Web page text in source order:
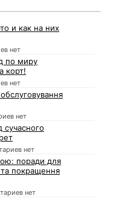
и как на них
нет
по миру
корт!
нет
нет
нет
поради для
покращення
нет